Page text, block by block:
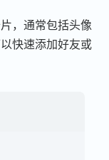
，通常包括头像
快速添加好友或